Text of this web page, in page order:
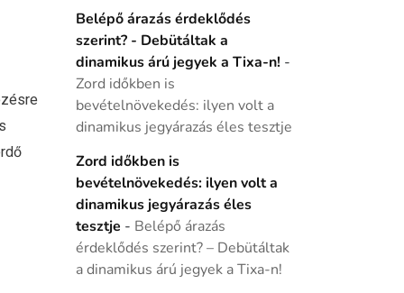
Belépő árazás érdeklődés
szerint? - Debütáltak a
dinamikus árú jegyek a Tixa-n! -
Zord időkben is
bevételnövekedés: ilyen volt a
dinamikus jegyárazás éles tesztje
Zord időkben is
bevételnövekedés: ilyen volt a
dinamikus jegyárazás éles
tesztje - Belépő árazás
érdeklődés szerint? – Debütáltak
a dinamikus árú jegyek a Tixa-n!